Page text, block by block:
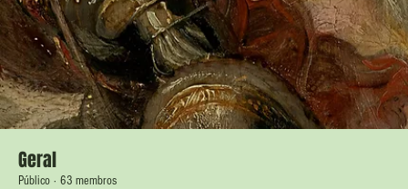
Geral
Público · 63 membros